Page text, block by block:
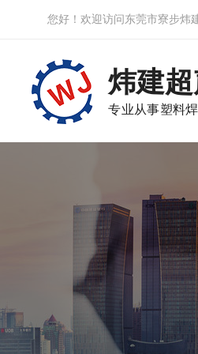
您好！欢迎访问东莞市寮步炜
炜建
专业从事塑料